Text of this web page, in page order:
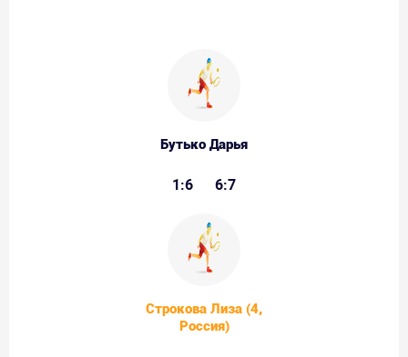
Бутько Дарья
1:6 6:7
Строкова Лиза (4,
Россия)